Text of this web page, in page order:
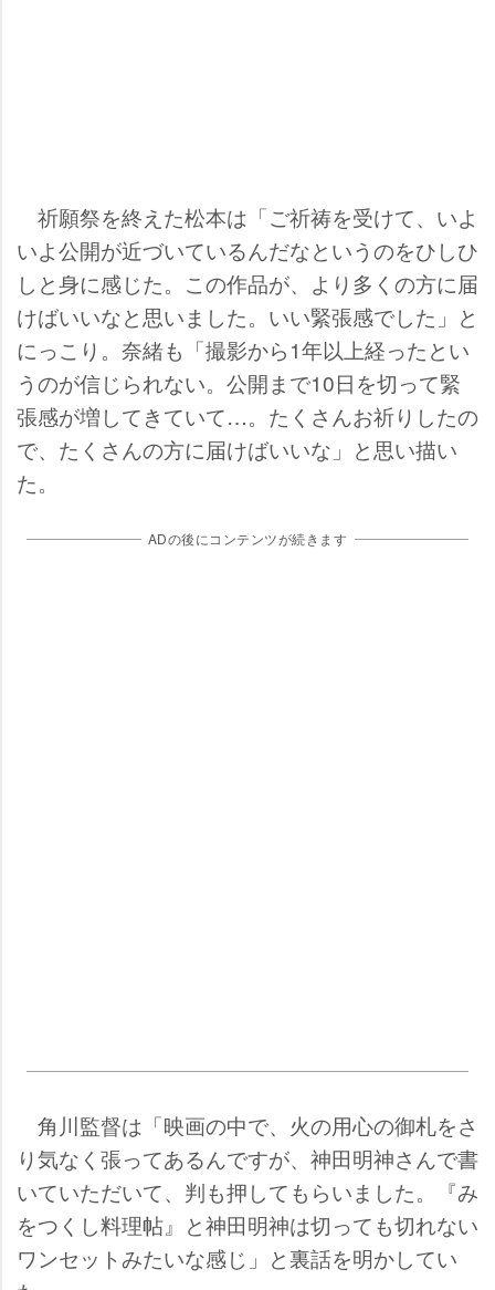
祈願祭を終えた松本は「ご祈祷を受けて、いよ
いよ公開が近づいているんだなというのをひしひ
しと身に感じた。この作品が、より多くの方に届
けばいいなと思いました。いい緊張感でした」と
にっこり。奈緒も「撮影から1年以上経ったとい
うのが信じられない。公開まで10日を切って緊
張感が増してきていて…。たくさんお祈りしたの
で、たくさんの方に届けばいいな」と思い描い
た。
ADの後にコンテンツが続きます
角川監督は「映画の中で、火の用心の御札をさ
り気なく張ってあるんですが、神田明神さんで書
いていただいて、判も押してもらいました。『み
をつくし料理帖』と神田明神は切っても切れない
ワンセットみたいな感じ」と裏話を明かしてい